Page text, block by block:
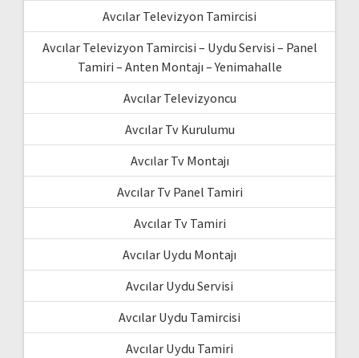
Avcılar Televizyon Tamircisi
Avcılar Televizyon Tamircisi – Uydu Servisi – Panel
Tamiri – Anten Montajı – Yenimahalle
Avcılar Televizyoncu
Avcılar Tv Kurulumu
Avcılar Tv Montajı
Avcılar Tv Panel Tamiri
Avcılar Tv Tamiri
Avcılar Uydu Montajı
Avcılar Uydu Servisi
Avcılar Uydu Tamircisi
Avcılar Uydu Tamiri